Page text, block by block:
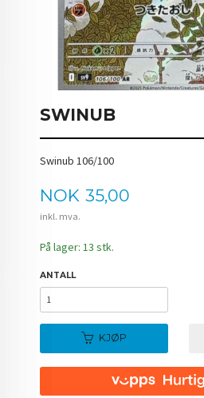
SWINUB
Swinub 106/100
Pris
NOK 35,00
inkl. mva.
På lager: 13 stk.
ANTALL
KJØP